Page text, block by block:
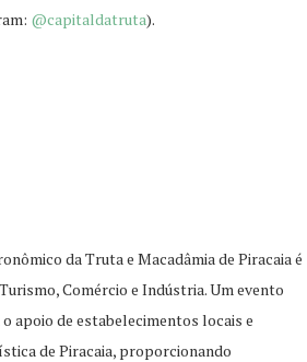
@capitaldatruta).
da Truta e Macadâmia de Piracaia é
Comércio e Indústria. Um evento
apoio de estabelecimentos locais e
de Piracaia, proporcionando